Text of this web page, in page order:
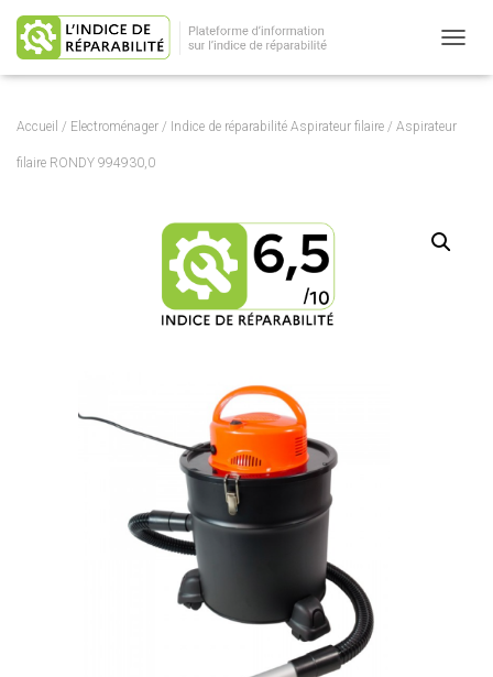
Accueil / Electroménager / Indice de réparabilité Aspirateur filaire / Aspirateur
filaire RONDY 994930,0